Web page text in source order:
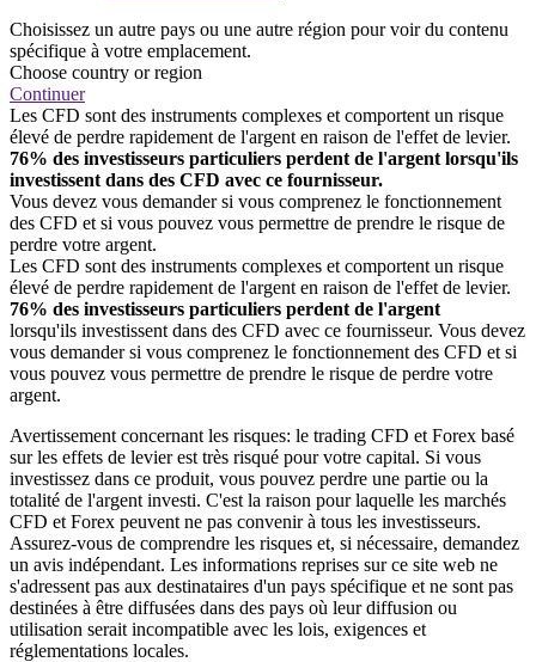
Choisissez un autre pays ou une autre région pour voir du contenu
spécifique à votre emplacement.
Choose country or region
Continuer
Les CFD sont des instruments complexes et comportent un risque
élevé de perdre rapidement de l'argent en raison de l'effet de levier.
76% des investisseurs particuliers perdent de l'argent lorsqu'ils
investissent dans des CFD avec ce fournisseur.
Vous devez vous demander si vous comprenez le fonctionnement
des CFD et si vous pouvez vous permettre de prendre le risque de
perdre votre argent.
Les CFD sont des instruments complexes et comportent un risque
élevé de perdre rapidement de l'argent en raison de l'effet de levier.
76% des investisseurs particuliers perdent de l'argent
lorsqu'ils investissent dans des CFD avec ce fournisseur. Vous devez
vous demander si vous comprenez le fonctionnement des CFD et si
vous pouvez vous permettre de prendre le risque de perdre votre
argent.
Avertissement concernant les risques: le trading CFD et Forex basé
sur les effets de levier est très risqué pour votre capital. Si vous
investissez dans ce produit, vous pouvez perdre une partie ou la
totalité de l'argent investi. C'est la raison pour laquelle les marchés
CFD et Forex peuvent ne pas convenir à tous les investisseurs.
Assurez-vous de comprendre les risques et, si nécessaire, demandez
un avis indépendant. Les informations reprises sur ce site web ne
s'adressent pas aux destinataires d'un pays spécifique et ne sont pas
destinées à être diffusées dans des pays où leur diffusion ou
utilisation serait incompatible avec les lois, exigences et
réglementations locales.